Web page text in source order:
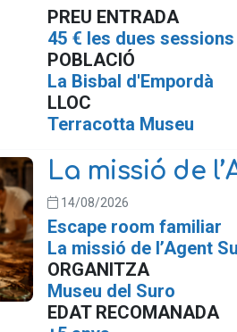
PREU ENTRADA
45 € les dues sessions
POBLACIÓ
La Bisbal d'Empordà
LLOC
Terracotta Museu
La missió de
14/08/2026
Escape room familiar
La missió de l’Agent
ORGANITZA
Museu del Suro
EDAT RECOMANADA